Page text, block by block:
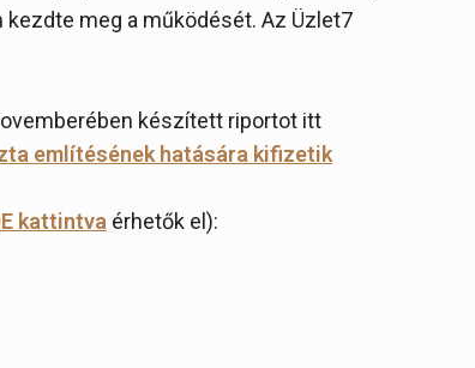
meg a működését. Az Üzlet7
készített riportot itt
említésének hatására kifizetik
kattintva érhetők el):